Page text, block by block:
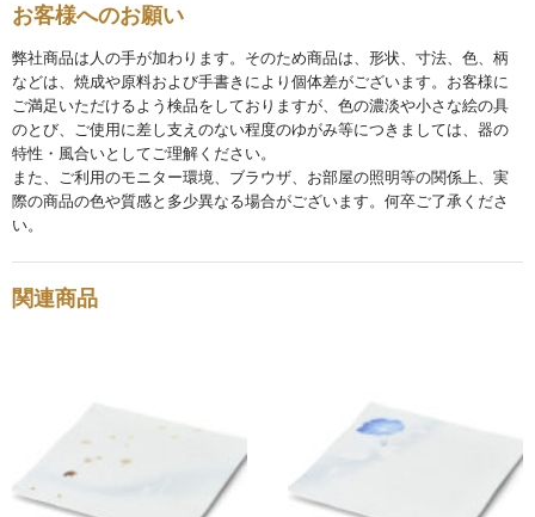
皿・プレート
plate
碗・鉢・ボール
bowl
モーニングセット
アクセサリー
accessory
お客様へのお願い
弊社商品は人の手が加わります。そのため商品は、形状、寸法、色、柄
などは、焼成や原料および手書きにより個体差がございます。お客様に
ご満足いただけるよう検品をしておりますが、色の濃淡や小さな絵の具
のとび、ご使用に差し支えのない程度のゆがみ等につきましては、器の
特性・風合いとしてご理解ください。
また、ご利用のモニター環境、ブラウザ、お部屋の照明等の関係上、実
際の商品の色や質感と多少異なる場合がございます。何卒ご了承くださ
い。
関連商品